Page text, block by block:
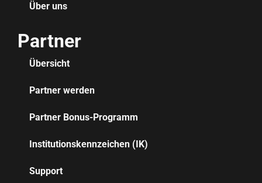
Über uns
Partner
Übersicht
Partner werden
Partner Bonus-Programm
Institutionskennzeichen (IK)
Support